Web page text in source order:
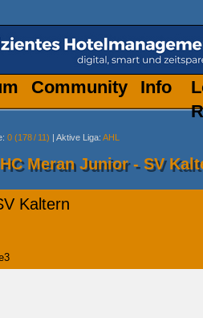
Community
Info
: 0 (178/ 11) | Aktive Liga: AHL
Meran Junior - SV
Kaltern